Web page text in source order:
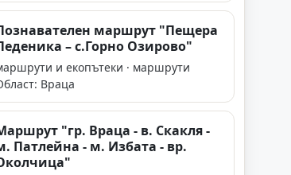
маршрут "Пещера
– с.Горно Озирово"
и екопътеки · маршрути
Враца
"гр. Враца - в. Скакля -
Патлейна - м. Избата - вр.